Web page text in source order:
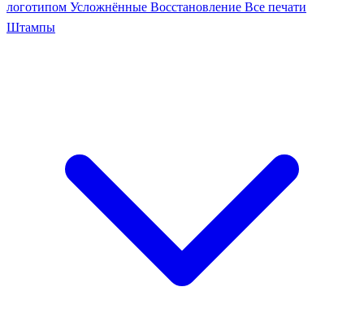
логотипом Усложнённые Восстановление Все печати
Штампы